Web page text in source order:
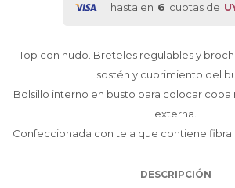
hasta en 6 cuotas de
Top con nudo. Breteles regulables y
sostén y cubrimiento del
Bolsillo interno en busto para colocar
externa.
Confeccionada con tela que contiene fibra
DESCRIPCIÓN